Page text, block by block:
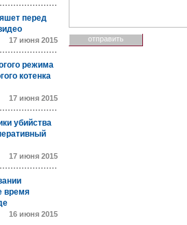
перед
17 июня 2015
режима
котенка
17 июня 2015
убийства
17 июня 2015
время
16 июня 2015